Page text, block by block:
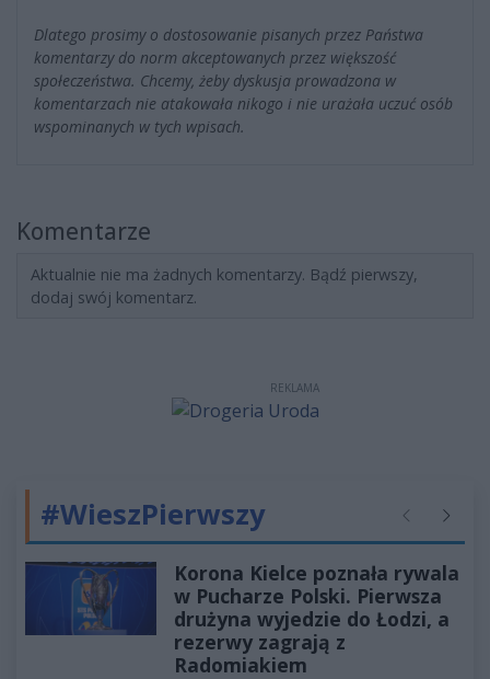
Dlatego prosimy o dostosowanie pisanych przez Państwa
komentarzy do norm akceptowanych przez większość
społeczeństwa. Chcemy, żeby dyskusja prowadzona w
komentarzach nie atakowała nikogo i nie urażała uczuć osób
wspominanych w tych wpisach.
Komentarze
Aktualnie nie ma żadnych komentarzy. Bądź pierwszy,
dodaj swój komentarz.
REKLAMA
#WieszPierwszy Poprzednie
Korona Kielce poznała rywala
w Pucharze Polski. Pierwsza
drużyna wyjedzie do Łodzi, a
rezerwy zagrają z
Radomiakiem